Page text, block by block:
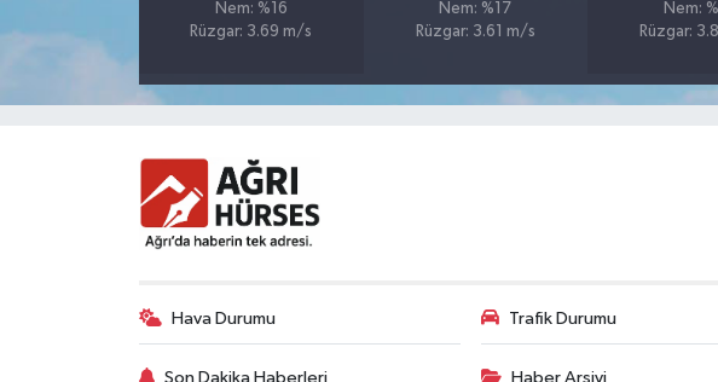
Nem: %16
Rüzgar: 3.69 m/s
Nem: %17
Rüzgar: 3.61 m/s
Nem:
Rüzgar:
Hava Durumu Trafik Durumu
Son Dakika Haberleri Haber Arşivi